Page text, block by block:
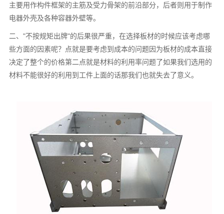
主要用作构件框架的主筋及受力骨架的前沿部分，后者则用于制作
电器外壳及各种容器外壁等。
二、"不按规矩出牌"的后果很严重，在选择板材的时候应该考虑哪
些方面的因素呢？点就是要考虑到成本的问题因为板材的成本直接
决定了整个的价格第二点就是材料的利用率问题了如果我们选用的
材料不能很好的利用到工件上面的话那我们也就失去了意义。